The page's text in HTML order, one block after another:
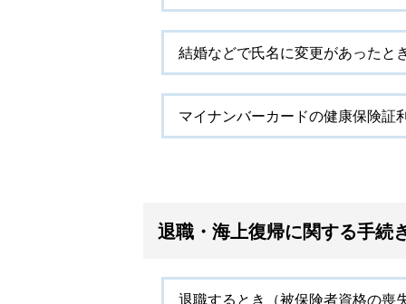
結婚などで氏名に変更があったと
マイナンバーカードの健康保険証
退職・海上復帰に関する手続
退職するとき（被保険者資格の喪失